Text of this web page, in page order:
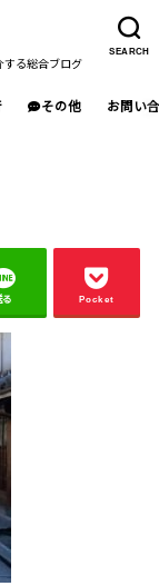
SEARCH
する総合ブログ
その他 お問い
る Pocket